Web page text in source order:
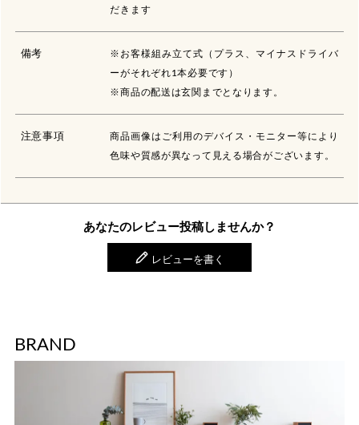
だきます
備考
※お客様組み立て式（プラス、マイナスドライバ
ーがそれぞれ1本必要です）
※商品の配送は玄関までとなります。
注意事項
商品画像はご利用のデバイス・モニター等により
色味や質感が異なって見える場合がございます。
あなたのレビュー投稿しませんか？
レビューを書く
BRAND